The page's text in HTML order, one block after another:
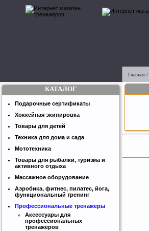
Главная /
КАТАЛОГ
Подарочные сертификаты
Хоккейная экипировка
Товары для детей
Техника для дома и сада
Мототехника
Товары для рыбалки, туризма и
активного отдыха
Массажное оборудование
Аэробика, фитнес, пилатес, йога,
функциональный тренинг
Профессиональные тренажеры
Аксессуары для
профессиональных
тренажеров